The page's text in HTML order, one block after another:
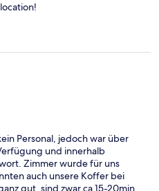
Personal, jedoch war über
und innerhalb
Zimmer wurde für uns
auch unsere Koffer bei
gut, sind zwar ca 15-20min